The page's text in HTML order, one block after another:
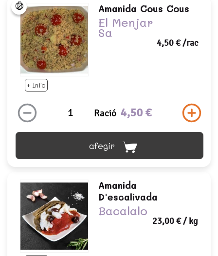
+ Info
Amanida Cous Cous
El Menjar
Sa
4,50 €/rac
Ració 4,50 €
afegir
Amanida
D'escalivada
Bacalalo
23,00 €/ kg